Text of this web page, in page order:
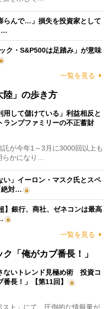
らんで…」損失を投資家として
…
ク・S&P500は足踏み」が意味
一覧を見る
陸」の歩き方
用して儲けている」利益相反と
ランプファミリーの不正蓄財
が今年1～3月に3000回以上も
らかになり…
い」イーロン・マスク氏とスペ
絶対…
】銀行、商社、ゼネコンは最高
一覧を見る
「俺がカブ番長！」
ないトレンド見極め術 投資コ
番長！」【第11回】
ト」にて、圧倒的な情報量が